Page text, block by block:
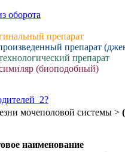
оборота
препарат
препарат
препарат
(биоподобный)
мочеполовой системы >
наименование